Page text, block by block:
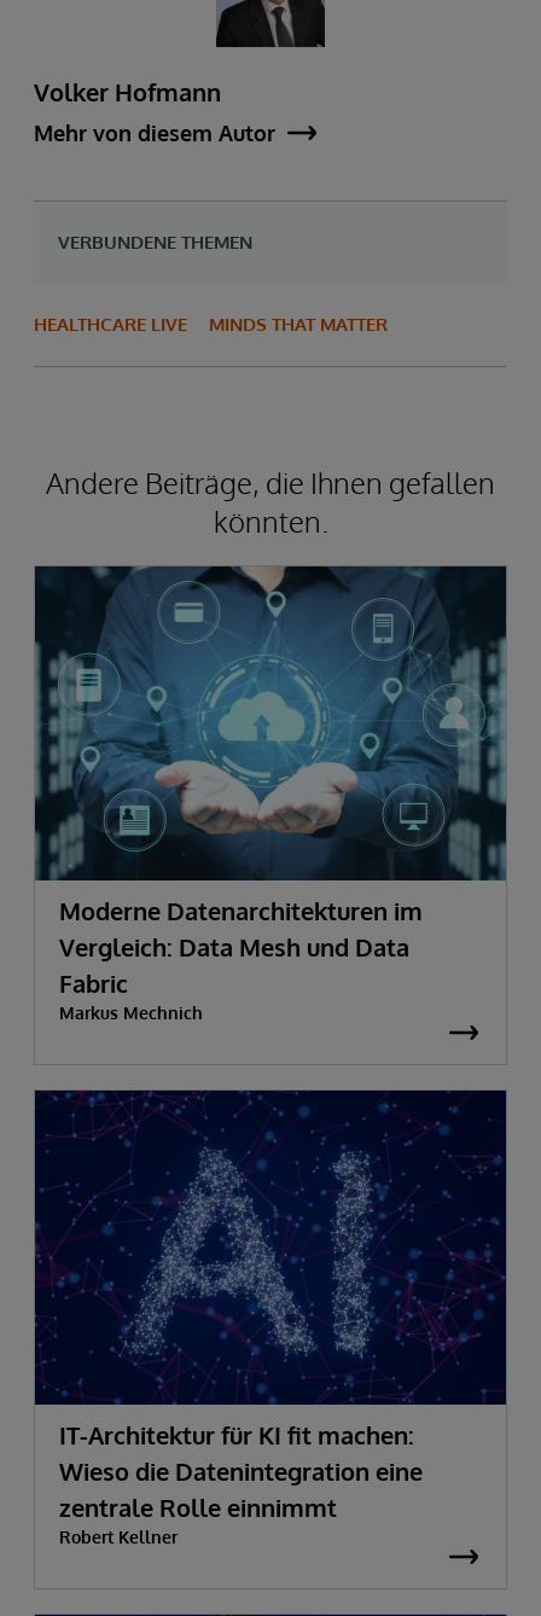
Volker Hofmann
Mehr von diesem Autor
VERBUNDENE THEMEN
HEALTHCARE LIVE MINDS THAT MATTER
Andere Beiträge, die Ihnen gefallen
könnten.
Moderne Datenarchitekturen im
Vergleich: Data Mesh und Data
Fabric
Markus Mechnich
IT-Architektur für KI fit machen:
Wieso die Datenintegration eine
zentrale Rolle einnimmt
Robert Kellner